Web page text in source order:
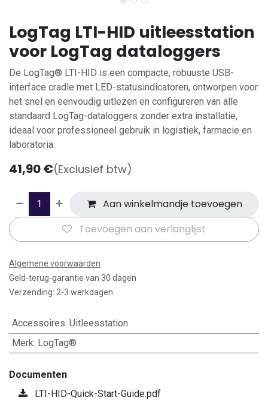
LogTag LTI-HID uitleesstation
voor LogTag dataloggers
De LogTag® LTI-HID is een compacte, robuuste USB-
interface cradle met LED-statusindicatoren, ontworpen voor
het snel en eenvoudig uitlezen en configureren van alle
standaard LogTag-dataloggers zonder extra installatie,
ideaal voor professioneel gebruik in logistiek, farmacie en
laboratoria.
41,90€(Exclusief btw)
Aan winkelmandje toevoegen
Toevoegen aan verlanglijst
Algemene voorwaarden
Geld-terug-garantie van 30 dagen
Verzending: 2-3 werkdagen
Accessoires: Uitleesstation
Merk: LogTag®
Documenten
LTI-HID-Quick-Start-Guide.pdf